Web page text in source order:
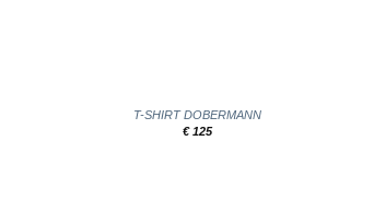
T-SHIRT DOBERMANN
€125